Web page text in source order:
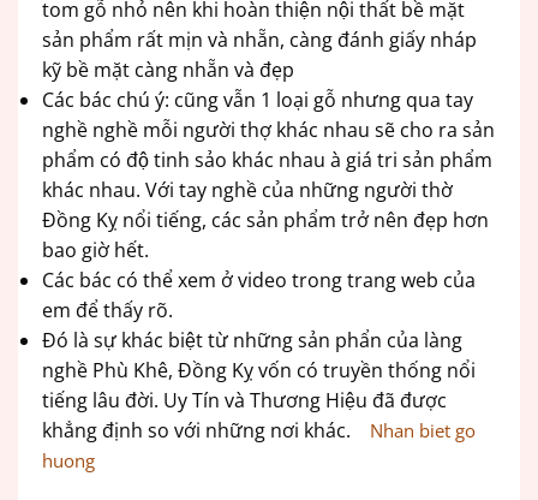
tom gỗ nhỏ nên khi hoàn thiện nội thất bề mặt
sản phẩm rất mịn và nhẵn, càng đánh giấy nháp
kỹ bề mặt càng nhẵn và đẹp
Các bác chú ý: cũng vẫn 1 loại gỗ nhưng qua tay
nghề nghề mỗi người thợ khác nhau sẽ cho ra sản
phẩm có độ tinh sảo khác nhau à giá tri sản phẩm
khác nhau. Với tay nghề của những người thờ
Đồng Kỵ nổi tiếng, các sản phẩm trở nên đẹp hơn
bao giờ hết.
Các bác có thể xem ở video trong trang web của
em để thấy rõ.
Đó là sự khác biệt từ những sản phẩn của làng
nghề Phù Khê, Đồng Kỵ vốn có truyền thống nổi
tiếng lâu đời. Uy Tín và Thương Hiệu đã được
khẳng định so với những nơi khác.
Nhan biet go
huong